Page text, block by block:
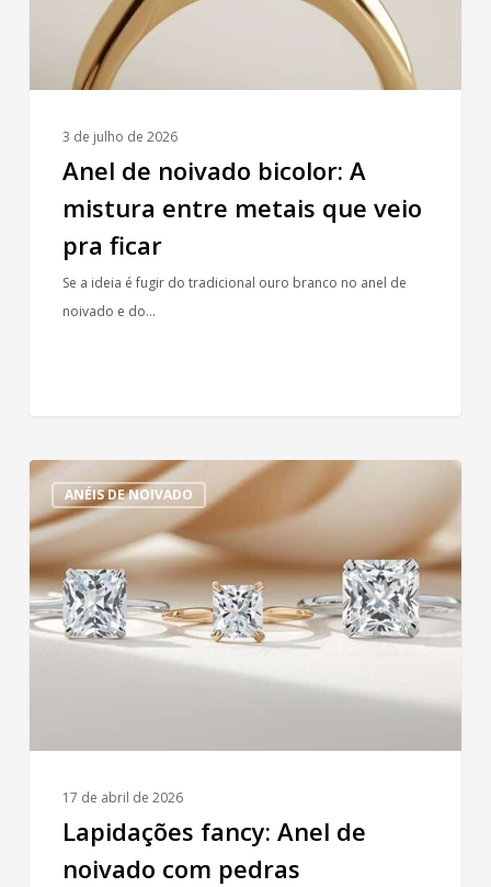
3 de julho de 2026
Anel de noivado bicolor: A
mistura entre metais que veio
pra ficar
Se a ideia é fugir do tradicional ouro branco no anel de
noivado e do…
ANÉIS DE NOIVADO
Lapidações
fancy:
Anel
de
noivado
com
pedras
17 de abril de 2026
Lapidações fancy: Anel de
noivado com pedras